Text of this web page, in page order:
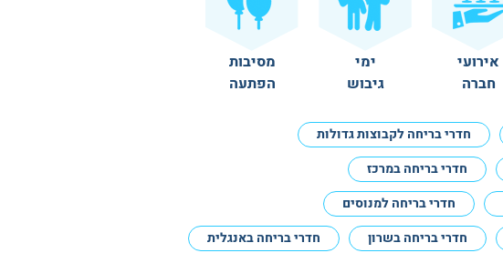
אירועי
חברה
ימי
גיבוש
מסיבות
הפתעה
חדרי בריחה לקבוצות גדולות
חדרי בריחה במרכז
חדרי בריחה למנוסים
חדרי בריחה בשרון חדרי בריחה באנגלית